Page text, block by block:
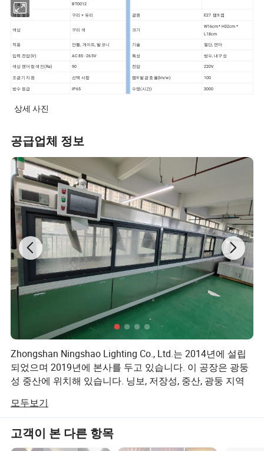
모델
BT0012
재질 품질
구리 + 유리 광원 E27 램𝔄 캡
색상 구리 색 크기
W16cm * H32cm *
L18cm
적용
안뜰, 게이트, 발코니 기술
절단, 연마
입력 전압(V)
AC 85 - 265V 특성
방수, 내구성
색상 렌더링 색인(Ra)
90 전압
220V
조광기 지원
선택 사항 램𝔄 발광 효율(lm/w)
100
방수 등급
IP65 수명(시간) 3000
상세 사진
공급업체 정보
Zhongshan Ningshao Lighting Co., Ltd.는 2014년에 설립
되었으며 2019년에 본사를 두고 있습니다. 이 공장은 광둥
성 중산에 위치해 있습니다. 닝보, 저장성, 중산, 광둥 지역
험을 쌓았다. 주로 야외 엔지니어링 조명, 도로, 조명원, 태
양열 에너지 및 기타 관련 제품의 연구 및 생산에 관여합니
다. 아시아 태평양, 중동, 남아프리카, 남미, 러시아, Ning
모두보기
고객이 본 다른 항목